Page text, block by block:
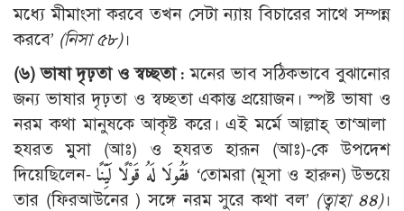
মধ্যে মীমাংসা করবে তখন সেটা ন্যায় বিচারের সাথে সম্পন্ন
করবে’ (নিসা ৫৮)।
(৬) ভাষা দৃঢ়তা ও স্বচ্ছতা :মনের ভাব সঠিকভাবে বুঝানোর
জন্য ভাষার দৃঢ়তা ও স্বচ্ছতা একান্ত প্রয়োজন। স্পষ্ট ভাষা ও
নরম কথা মানুষকে আকৃষ্ট করে। এই মর্মে আল্লাহ্ তা‘আলা
হযরত মুসা (আঃ) ও হযরত হারূন (আঃ)-কে উপদেশ
দিয়েছিলেন-فَقُولَا لَهُ قَوْلًا لَيِّنًا ‘তোমরা (মূসা ও হারুন) উভয়ে
তার (ফিরআউনের ) সঙ্গে নরম সুরে কথা বল’ (ত্বাহা ৪৪)।